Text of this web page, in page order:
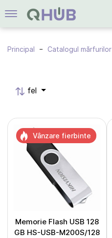
Principal Catalogul mărfurilor
fel
Memorie Flash USB 128
GB HS-USB-M200S/128
Vânzare fierbinte